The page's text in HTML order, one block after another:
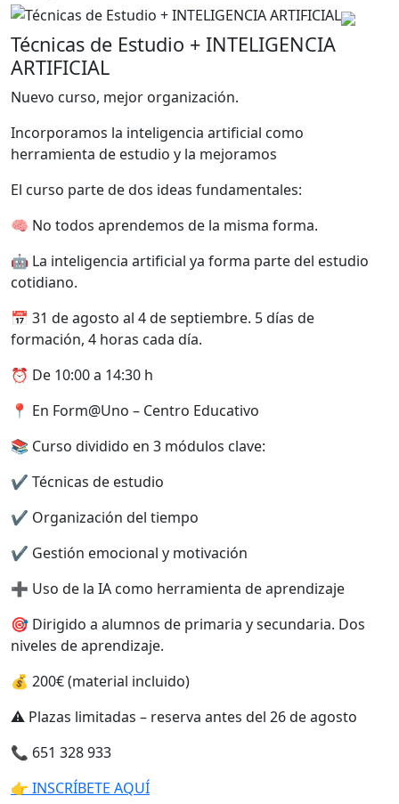
Técnicas de Estudio + INTELIGENCIA
ARTIFICIAL
Nuevo curso, mejor organización.
Incorporamos la inteligencia artificial como
herramienta de estudio y la mejoramos
El curso parte de dos ideas fundamentales:
🧠 No todos aprendemos de la misma forma.
🤖 La inteligencia artificial ya forma parte del estudio
cotidiano.
📅 31 de agosto al 4 de septiembre. 5 días de
formación, 4 horas cada día.
⏰ De 10:00 a 14:30 h
📍 En Form@Uno – Centro Educativo
📚 Curso dividido en 3 módulos clave:
✔ Técnicas de estudio
✔ Organización del tiempo
✔ Gestión emocional y motivación
➕ Uso de la IA como herramienta de aprendizaje
🎯 Dirigido a alumnos de primaria y secundaria. Dos
niveles de aprendizaje.
💰 200€ (material incluido)
⚠️ Plazas limitadas – reserva antes del 26 de agosto
📞 651 328 933
👉 INSCRÍBETE AQUÍ